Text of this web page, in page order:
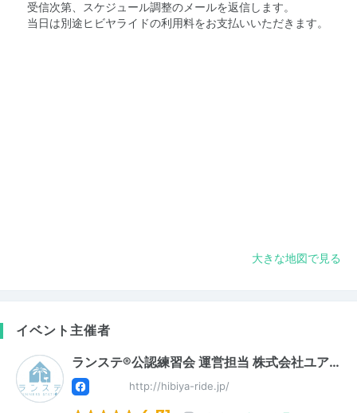
受信次第、スケジュール調整のメールを返信します。
当日は別途ヒビヤライドの利用料をお支払いいただきます。
大きな地図で見る
イベント主催者
ランステ®公認練習会 運営担当 株式会社ユア…
http://hibiya-ride.jp/